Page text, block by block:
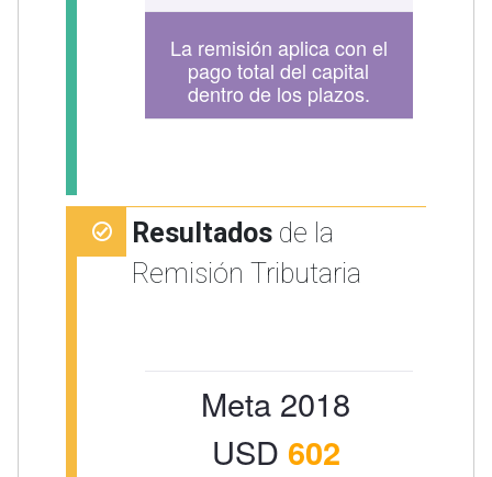
La remisión aplica con el
pago total del capital
dentro de los plazos.
Resultadosde la
Remisión Tributaria
Meta 2018
USD 602